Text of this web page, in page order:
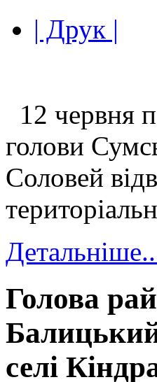
| Друк |
12 червня
голови
Соловей
Голова
селі